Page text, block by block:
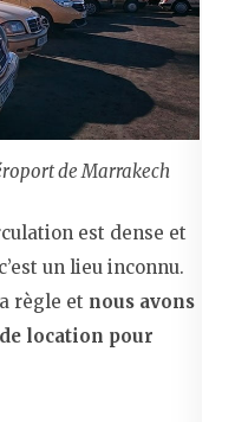
de Marrakech
est dense et
un lieu inconnu.
règle et nous avons
location pour